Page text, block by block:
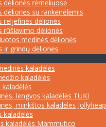
dėlionės rėmeliuose
dėlionės su rankenėlėmis
reljefinės dėlionės
rūšiavimo dėlionės
medinės dėlionės
ir grindų dėlionės
kaladėlės
kaladėlės
lengvos kaladėlės TUKI
minkštos kaladėlės Jollyheap
kaladėlės
kaladėlės Mammutico